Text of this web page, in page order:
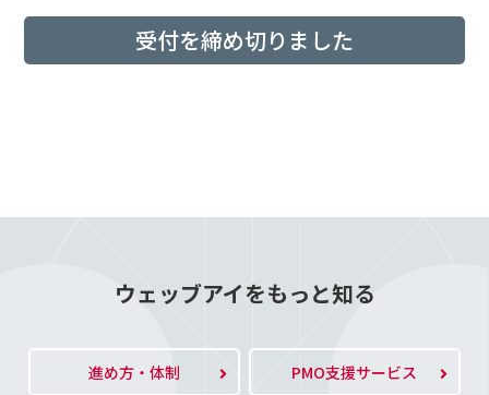
受付を締め切りました
ウェッブアイをもっと知る
進め方・体制 PMO支援サービス